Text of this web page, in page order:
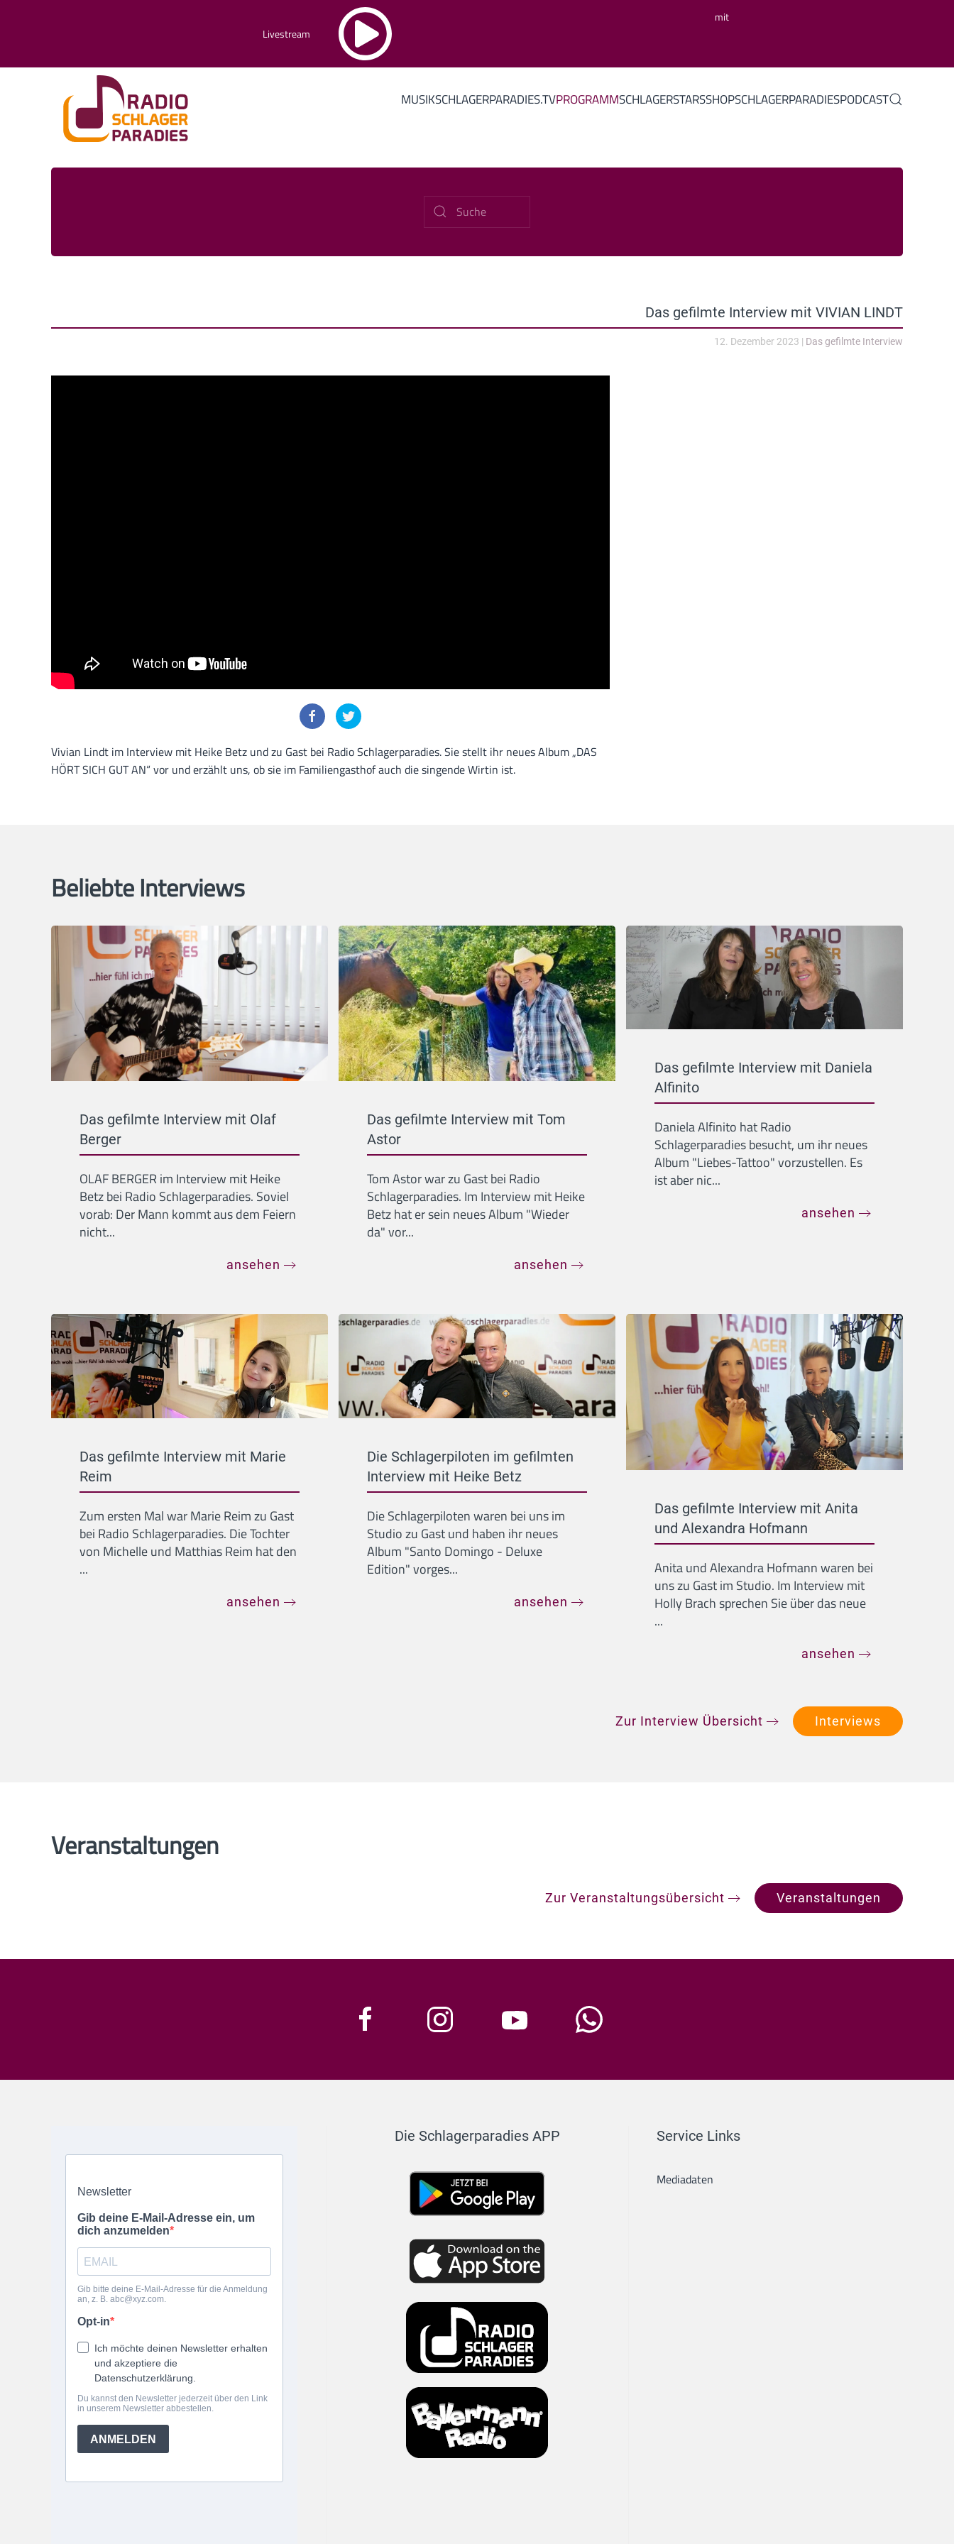
Livestream
mit
MUSIKSCHLAGERPARADIES.TVPROGRAMMSCHLAGERSTARSSHOPSCHLAGERPARADIESPODCAST
Das gefilmte Interview mit VIVIAN LINDT
12. Dezember 2023 | Das gefilmte Interview
Vivian Lindt im Interview mit Heike Betz und zu Gast bei Radio Schlagerparadies. Sie stellt ihr neues Album „DAS
HÖRT SICH GUT AN“ vor und erzählt uns, ob sie im Familiengasthof auch die singende Wirtin ist.
Beliebte Interviews
Das gefilmte Interview mit Olaf
Berger
OLAF BERGER im Interview mit Heike
Betz bei Radio Schlagerparadies. Soviel
vorab: Der Mann kommt aus dem Feiern
nicht...
ansehen
Das gefilmte Interview mit Tom
Astor
Tom Astor war zu Gast bei Radio
Schlagerparadies. Im Interview mit Heike
Betz hat er sein neues Album "Wieder
da" vor...
ansehen
Das gefilmte Interview mit Daniela
Alfinito
Daniela Alfinito hat Radio
Schlagerparadies besucht, um ihr neues
Album "Liebes-Tattoo" vorzustellen. Es
ist aber nic...
ansehen
Das gefilmte Interview mit Marie
Reim
Zum ersten Mal war Marie Reim zu Gast
bei Radio Schlagerparadies. Die Tochter
von Michelle und Matthias Reim hat den
...
ansehen
Die Schlagerpiloten im gefilmten
Interview mit Heike Betz
Die Schlagerpiloten waren bei uns im
Studio zu Gast und haben ihr neues
Album "Santo Domingo - Deluxe
Edition" vorges...
ansehen
Das gefilmte Interview mit Anita
und Alexandra Hofmann
Anita und Alexandra Hofmann waren bei
uns zu Gast im Studio. Im Interview mit
Holly Brach sprechen Sie über das neue
...
ansehen
Zur Interview Übersicht Interviews
Veranstaltungen
Zur Veranstaltungsübersicht Veranstaltungen
Die Schlagerparadies APP Service Links
Mediadaten